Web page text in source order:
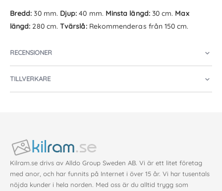
Bredd: 30 mm. Djup: 40 mm. Minsta längd:30 cm. Max
längd: 280 cm.Tvärslå: Rekommenderas från 150 cm.
RECENSIONER
TILLVERKARE
Kilram.se drivs av Alldo Group Sweden AB. Vi är ett litet företag
med anor, och har funnits på Internet i över 15 år. Vi har tusentals
nöjda kunder i hela norden. Med oss är du alltid trygg som